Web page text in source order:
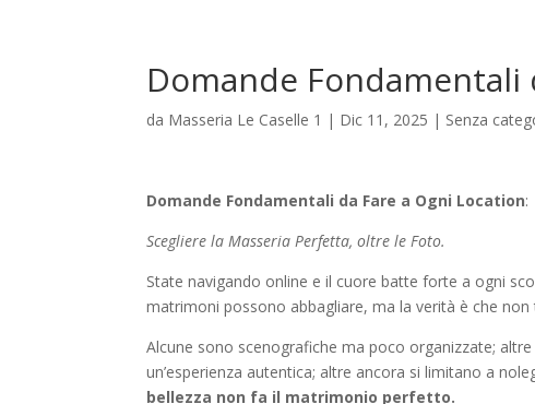
Domande Fondamentali
da Masseria Le Caselle 1 | Dic 11, 2025 | Senza
Domande Fondamentali da Fare a Ogni Location:
Scegliere la Masseria Perfetta, oltre le Foto.
State navigando online e il cuore batte forte a ogni
matrimoni possono abbagliare, ma la verità è che
Alcune sono scenografiche ma poco organizzate;
un’esperienza autentica; altre ancora si limitano a
bellezza non fa il matrimonio perfetto.